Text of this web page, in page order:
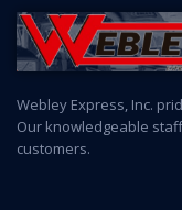
Webley Express, Inc.
Our knowledgeable
customers.